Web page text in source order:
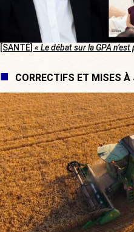
[SANTÉ] « Le débat sur la GPA
CORRECTIFS ET MISES À